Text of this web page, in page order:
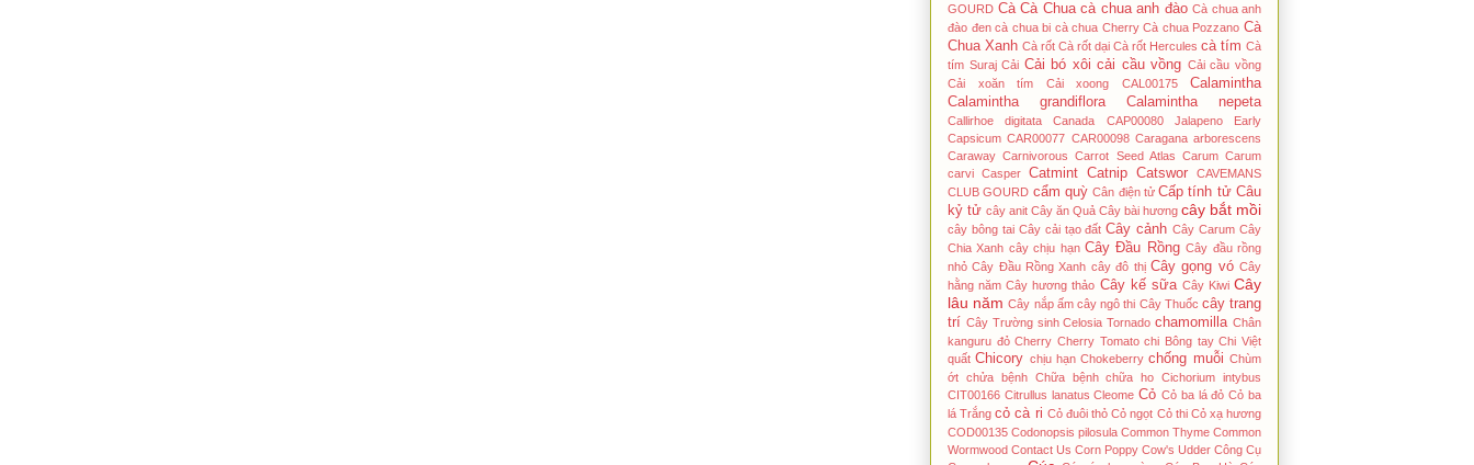
GOURD Cà Cà Chua cà chua anh đào Cà chua anh
đào đen cà chua bi cà chua Cherry Cà chua Pozzano Cà
Chua Xanh Cà rốt Cà rốt dại Cà rốt Hercules cà tím Cà
tím Suraj Cải Cải bó xôi cải cầu vồng Cải cầu vồng
Cải xoăn tím
Cải xoong CAL00175
Calamintha
Calamintha grandiflora
Calamintha nepeta
Callirhoe digitata Canada
CAP00080 Jalapeno Early
Capsicum CAR00077 CAR00098 Caragana arborescens
Caraway Carnivorous Carrot Seed Atlas Carum Carum
carvi Casper Catmint Catnip Catswor
CAVEMANS
CLUB GOURD cẩm quỳ Cân điện tử Cấp tính tử Câu
kỷ tử cây anit Cây ăn Quả Cây bài hương cây bắt mồi
cây bông tai Cây cải tạo đất Cây cảnh Cây Carum Cây
Chia Xanh cây chịu hạn Cây Đầu Rồng Cây đầu rồng
nhỏ Cây Đầu Rồng Xanh cây đô thị Cây gọng vó Cây
hằng năm Cây hương thảo Cây kế sữa Cây Kiwi Cây
lâu năm Cây nắp ấm cây ngô thi Cây Thuốc cây trang
trí Cây Trường sinh Celosia Tornado chamomilla Chân
kanguru đỏ Cherry Cherry Tomato chi Bông tay Chi Việt
quất Chicory chịu hạn Chokeberry chống muỗi Chùm
ớt chửa bệnh Chữa bệnh chữa ho Cichorium intybus
CIT00166 Citrullus lanatus Cleome Cỏ Cỏ ba lá đỏ Cỏ ba
lá Trắng cỏ cà ri Cỏ đuôi thỏ Cỏ ngọt Cỏ thi Cỏ xạ hương
COD00135 Codonopsis pilosula Common Thyme Common
Wormwood Contact Us Corn Poppy Cow's Udder Công Cụ